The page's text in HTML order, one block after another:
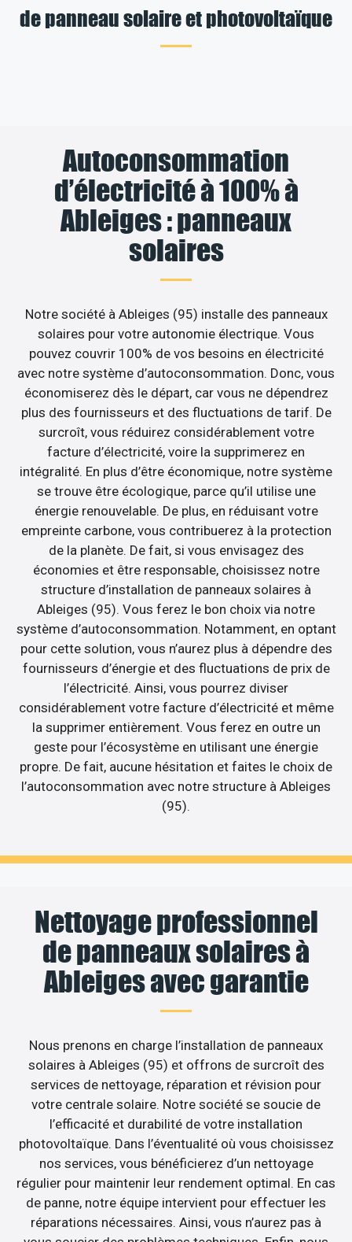
de panneau solaire et photovoltaïque
Autoconsommation
d’électricité à 100% à
Ableiges : panneaux
solaires
Notre société à Ableiges (95) installe des panneaux
solaires pour votre autonomie électrique. Vous
pouvez couvrir 100% de vos besoins en électricité
avec notre système d’autoconsommation. Donc, vous
économiserez dès le départ, car vous ne dépendrez
plus des fournisseurs et des fluctuations de tarif. De
surcroît, vous réduirez considérablement votre
facture d’électricité, voire la supprimerez en
intégralité. En plus d’être économique, notre système
se trouve être écologique, parce qu’il utilise une
énergie renouvelable. De plus, en réduisant votre
empreinte carbone, vous contribuerez à la protection
de la planète. De fait, si vous envisagez des
économies et être responsable, choisissez notre
structure d’installation de panneaux solaires à
Ableiges (95). Vous ferez le bon choix via notre
système d’autoconsommation. Notamment, en optant
pour cette solution, vous n’aurez plus à dépendre des
fournisseurs d’énergie et des fluctuations de prix de
l’électricité. Ainsi, vous pourrez diviser
considérablement votre facture d’électricité et même
la supprimer entièrement. Vous ferez en outre un
geste pour l’écosystème en utilisant une énergie
propre. De fait, aucune hésitation et faites le choix de
l’autoconsommation avec notre structure à Ableiges
(95).
Nettoyage professionnel
de panneaux solaires à
Ableiges avec garantie
Nous prenons en charge l’installation de panneaux
solaires à Ableiges (95) et offrons de surcroît des
services de nettoyage, réparation et révision pour
votre centrale solaire. Notre société se soucie de
l’efficacité et durabilité de votre installation
photovoltaïque. Dans l’éventualité où vous choisissez
nos services, vous bénéficierez d’un nettoyage
régulier pour maintenir leur rendement optimal. En cas
de panne, notre équipe intervient pour effectuer les
réparations nécessaires. Ainsi, vous n’aurez pas à